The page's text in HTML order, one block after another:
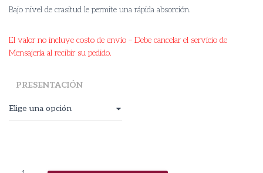
Bajo nivel de crasitud le permite una rápida absorción.
El valor no incluye costo de envío – Debe cancelar el servicio de
Mensajería al recibir su pedido.
PRESENTACIÓN
Aceite